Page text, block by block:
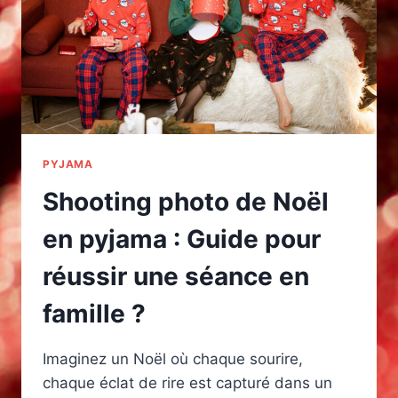
PYJAMA
Shooting photo de Noël
en pyjama : Guide pour
réussir une séance en
famille ?
Imaginez un Noël où chaque sourire,
chaque éclat de rire est capturé dans un